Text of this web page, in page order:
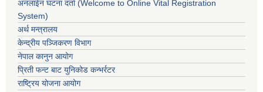
अनलाईन घटना दर्ता (Welcome to Online Vital Registration
System)
अर्थ मन्त्रालय
केन्द्रीय पञ्जिकरण विभाग
नेपाल कानुन आयोग
प्रिती फन्ट बाट युनिकोड कन्भर्रटर
राष्ट्रिय योजना आयोग